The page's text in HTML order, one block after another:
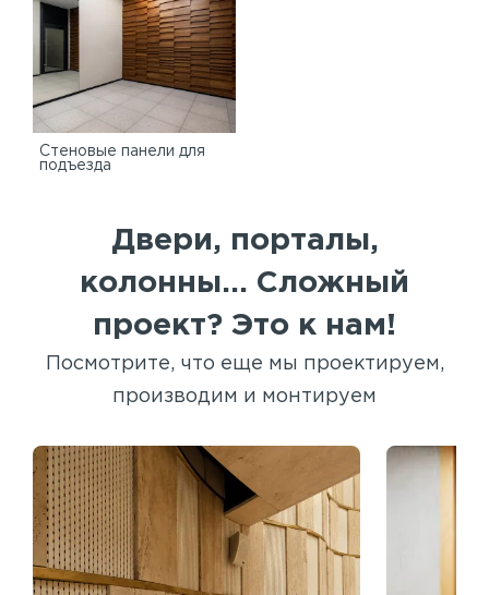
Стеновые панели для
подъезда
Двери, порталы,
колонны... Сложный
проект? Это к нам!
Посмотрите, что еще мы проектируем,
производим и монтируем